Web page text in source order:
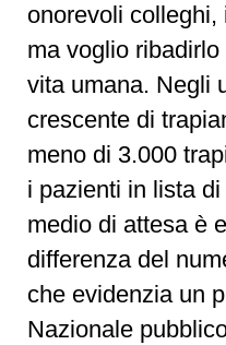
onorevoli
ma voglio
vita umana. Negli
crescente di
meno di 3.000
i pazienti in lista
medio di attesa è
differenza del
che evidenzia un
Nazionale